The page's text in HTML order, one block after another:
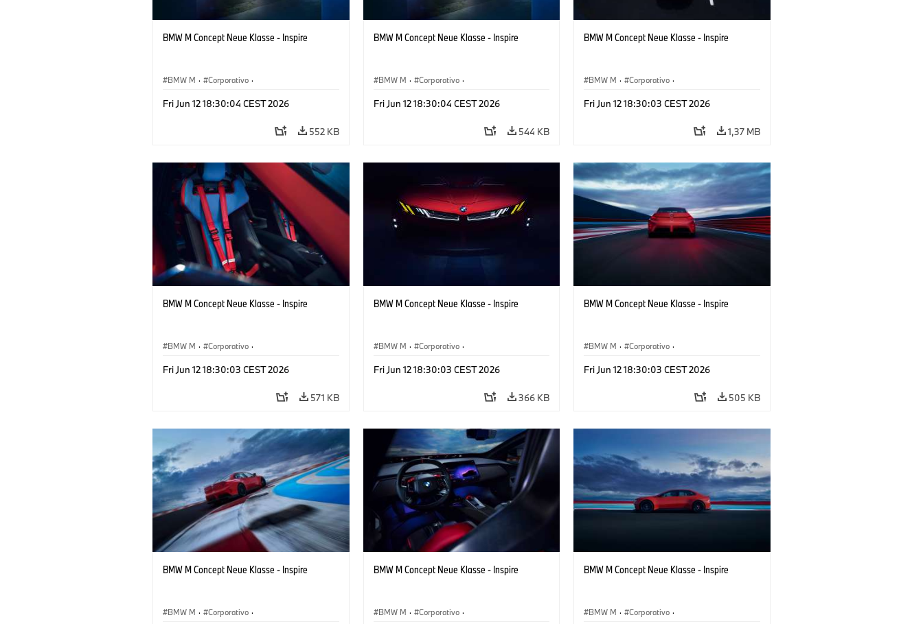
BMW M Concept Neue Klasse - Inspire
BMW M · Corporativo ·
Fri Jun 12 18:30:04 CEST 2026
552 KB
BMW M Concept Neue Klasse - Inspire
BMW M · Corporativo ·
Fri Jun 12 18:30:04 CEST 2026
544 KB
BMW M Concept Neue Klasse - Inspire
BMW M · Corporativo ·
Fri Jun 12 18:30:03 CEST 2026
1,37 MB
BMW M Concept Neue Klasse - Inspire
BMW M · Corporativo ·
Fri Jun 12 18:30:03 CEST 2026
571 KB
BMW M Concept Neue Klasse - Inspire
BMW M · Corporativo ·
Fri Jun 12 18:30:03 CEST 2026
366 KB
BMW M Concept Neue Klasse - Inspire
BMW M · Corporativo ·
Fri Jun 12 18:30:03 CEST 2026
505 KB
BMW M Concept Neue Klasse - Inspire
BMW M · Corporativo ·
BMW M Concept Neue Klasse - Inspire
BMW M · Corporativo ·
BMW M Concept Neue Klasse - Inspire
BMW M · Corporativo ·